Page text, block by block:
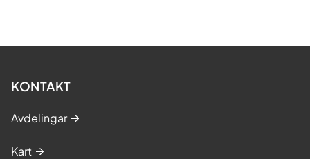
KONTAKT
Avdelingar
Kart